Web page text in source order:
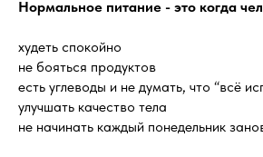
Нормальное питание - это когда
худеть спокойно
не бояться продуктов
есть углеводы и не думать, что “всё
улучшать качество тела
не начинать каждый понедельник